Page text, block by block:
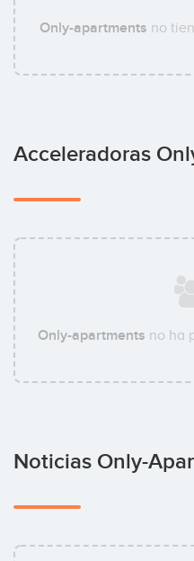
Only-apartments no
Acceleradoras
Only-apartments no ha
Noticias Only-